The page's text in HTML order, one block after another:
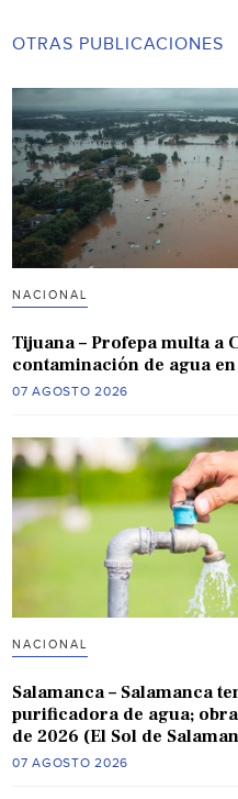
OTRAS PUBLICACIONES
NACIONAL
Tijuana – Profepa multa a
contaminación de agua
07 AGOSTO 2026
NACIONAL
Salamanca – Salamanca
purificadora de agua;
de 2026 (El Sol de
07 AGOSTO 2026